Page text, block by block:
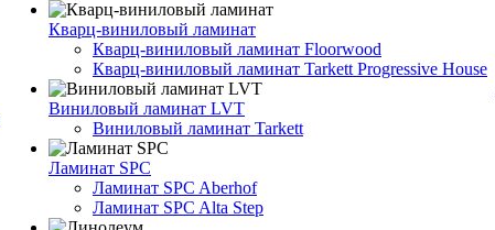
Кварц-виниловый ламинат
Кварц-виниловый ламинат Floorwood
Кварц-виниловый ламинат Tarkett Progressive House
Виниловый ламинат LVT
Виниловый ламинат Tarkett
Ламинат SPC
Ламинат SPC Aberhof
Ламинат SPC Alta Step